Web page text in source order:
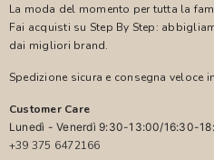
La moda del momento per tutta la
Fai acquisti su Step By Step:
dai migliori brand.
Spedizione sicura e consegna veloce
Customer Care
Lunedì - Venerdì 9:30-13:00/16:30-
+39 375 6472166